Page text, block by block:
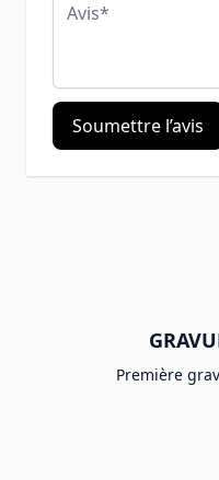
Soumettre l’avis
Première